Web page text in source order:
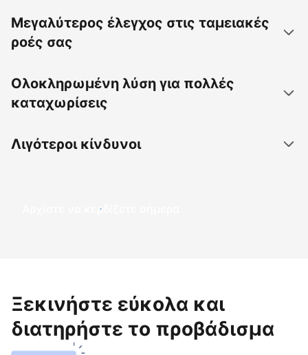
Μεγαλύτερος έλεγχος στις ταμειακές
ροές σας
Ολοκληρωμένη λύση για πολλές
καταχωρίσεις
Λιγότεροι κίνδυνοι
Αρχίστε να κερδίζετε σήμερα
Ξεκινήστε εύκολα και
διατηρήστε το προβάδισμα